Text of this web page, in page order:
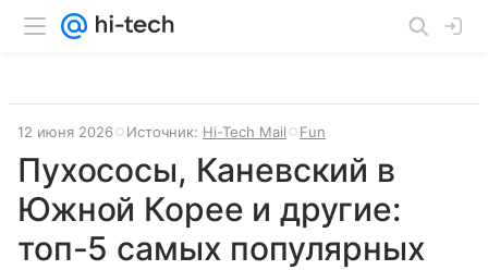
12 июня 2026 Источник: Hi-Tech Mail Fun
Пухососы, Каневский в
Южной Корее и другие:
топ-5 самых популярных